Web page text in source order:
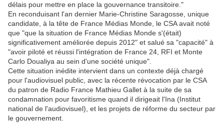
délais pour mettre en place la gouvernance transitoire."
En reconduisant l'an dernier Marie-Christine Saragosse, unique
candidate, à la tête de France Médias Monde, le CSA avait noté
que "que la situation de France Médias Monde s'(était)
significativement améliorée depuis 2012" et salué sa "capacité" à
"avoir piloté et réussi l'intégration de France 24, RFI et Monte
Carlo Doualiya au sein d'une société unique".
Cette situation inédite intervient dans un contexte déjà chargé
pour l'audiovisuel public, avec la récente révocation par le CSA
du patron de Radio France Mathieu Gallet à la suite de sa
condamnation pour favoritisme quand il dirigeait l'Ina (Institut
national de l'audiovisuel), et les projets de réforme du secteur par
le gouvernement.